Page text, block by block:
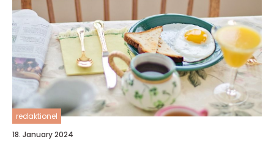
redaktionel
18. January 2024